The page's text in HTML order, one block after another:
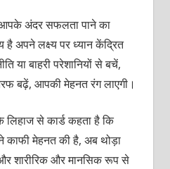
आपके अंदर सफलता पाने का
अपने लक्ष्य पर ध्यान केंद्रित
या बाहरी परेशानियों से बचें,
बढ़ें, आपकी मेहनत रंग लाएगी।
से कार्ड कहता है कि
मेहनत की है, अब थोड़ा
शारीरिक और मानसिक रूप से